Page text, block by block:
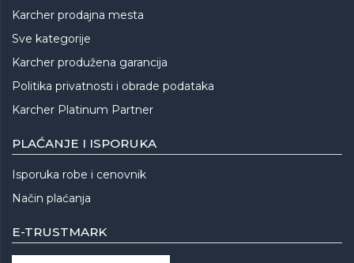
Karcher prodajna mesta
Sve kategorije
Karcher produžena garancija
Politika privatnosti i obrade podataka
Karcher Platinum Partner
PLAĆANJE I ISPORUKA
Isporuka robe i cenovnik
Način plaćanja
E-TRUSTMARK